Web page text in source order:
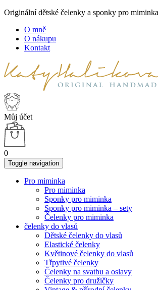
Originální dětské čelenky a sponky pro
O mně
O nákupu
Kontakt
Můj účet
0
Toggle navigation
Pro miminka
Pro miminka
Sponky pro miminka
Sponky pro miminka – sety
Čelenky pro miminka
čelenky do vlasů
Dětské čelenky do vlasů
Elastické čelenky
Květinové čelenky do vlasů
Třpytivé čelenky
Čelenky na svatbu a oslavy
Čelenky pro družičky